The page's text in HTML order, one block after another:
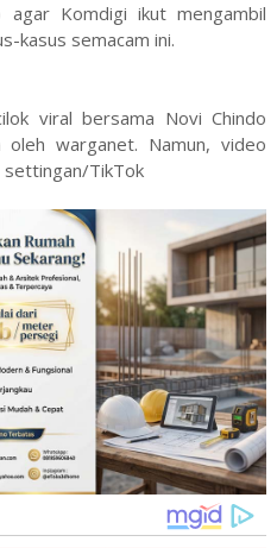
agar Komdigi ikut mengambil
kasus semacam ini.
viral bersama Novi Chindo
oleh warganet. Namun, video
settingan/TikTok